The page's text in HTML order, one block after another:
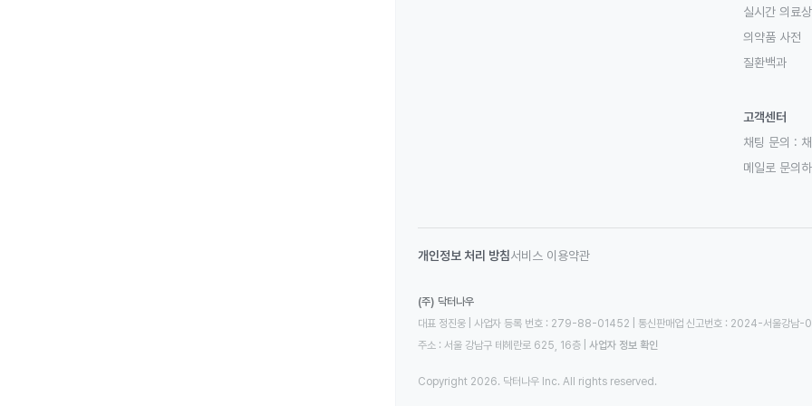
실시간 의료
의약품 사전
질환백과
고객센터
채팅 문의 :
메일로 문의
개인정보 처리 방침서비스 이용약관
(주) 닥터나우
대표 정진웅 | 사업자 등록 번호 : 279-88-01452 | 통신판매업 신고번호 : 2024-서울강남
주소 : 서울 강남구 테헤란로 625, 16층
사업자 정보 확인
Copyright 2026. 닥터나우 Inc. All rights reserved.